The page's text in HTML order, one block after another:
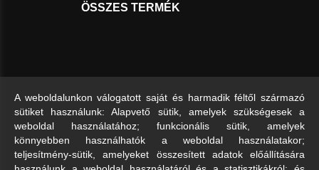
ÖSSZES TERMÉK
A weboldalunkon válogatott saját és harmadik féltől származó
sütiket használunk: Alapvető sütik, amelyek szükségesek a
weboldal használatához; funkcionális sütik, amelyek
könnyebben használhatók a weboldal használatakor;
teljesítmény-sütik, amelyeket összesített adatok előállítására